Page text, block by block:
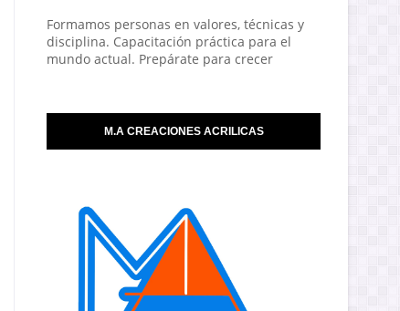
Formamos personas en valores, técnicas y
disciplina. Capacitación práctica para el
mundo actual. Prepárate para crecer
M.A CREACIONES ACRILICAS